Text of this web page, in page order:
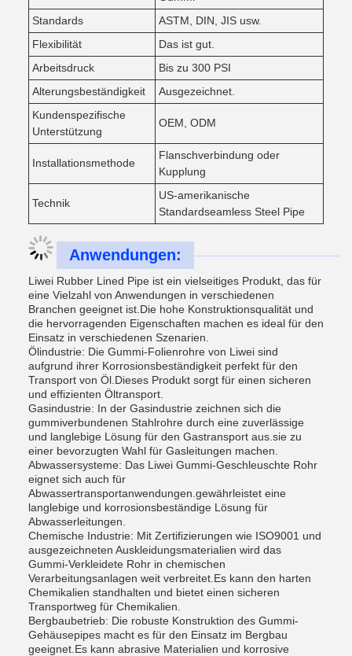
Standards
ASTM, DIN, JIS usw.
Flexibilität
Das ist gut.
Arbeitsdruck
Bis zu 300 PSI
Alterungsbeständigkeit
Ausgezeichnet.
Kundenspezifische
Unterstützung
OEM, ODM
Installationsmethode
Flanschverbindung oder
Kupplung
Technik
US-amerikanische
Standardseamless Steel Pipe
Anwendungen:
Liwei Rubber Lined Pipe ist ein vielseitiges Produkt, das für
eine Vielzahl von Anwendungen in verschiedenen
Branchen geeignet ist.Die hohe Konstruktionsqualität und
die hervorragenden Eigenschaften machen es ideal für den
Einsatz in verschiedenen Szenarien.
Ölindustrie: Die Gummi-Folienrohre von Liwei sind
aufgrund ihrer Korrosionsbeständigkeit perfekt für den
Transport von Öl.Dieses Produkt sorgt für einen sicheren
und effizienten Öltransport.
Gasindustrie: In der Gasindustrie zeichnen sich die
gummiverbundenen Stahlrohre durch eine zuverlässige
und langlebige Lösung für den Gastransport aus.sie zu
einer bevorzugten Wahl für Gasleitungen machen.
Abwassersysteme: Das Liwei Gummi-Geschleuschte Rohr
eignet sich auch für
Abwassertransportanwendungen.gewährleistet eine
langlebige und korrosionsbeständige Lösung für
Abwasserleitungen.
Chemische Industrie: Mit Zertifizierungen wie ISO9001 und
ausgezeichneten Auskleidungsmaterialien wird das
Gummi-Verkleidete Rohr in chemischen
Verarbeitungsanlagen weit verbreitet.Es kann den harten
Chemikalien standhalten und bietet einen sicheren
Transportweg für Chemikalien.
Bergbaubetrieb: Die robuste Konstruktion des Gummi-
Gehäusepipes macht es für den Einsatz im Bergbau
geeignet.Es kann abrasive Materialien und korrosive